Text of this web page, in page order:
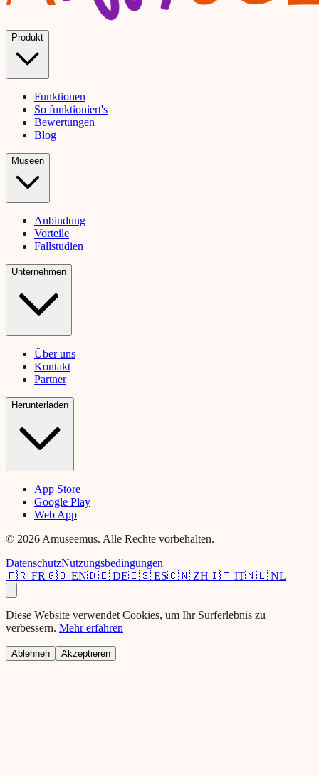
Produkt
Funktionen
So funktioniert's
Bewertungen
Blog
Museen
Anbindung
Vorteile
Fallstudien
Unternehmen
Über uns
Kontakt
Partner
Herunterladen
App Store
Google Play
Web App
© 2026 Amuseemus. Alle Rechte vorbehalten.
DatenschutzNutzungsbedingungen
🇫🇷 FR🇬🇧 EN🇩🇪 DE🇪🇸 ES🇨🇳 ZH🇮🇹 IT🇳🇱 NL
Diese Website verwendet Cookies, um Ihr Surferlebnis zu
verbessern. Mehr erfahren
Ablehnen Akzeptieren